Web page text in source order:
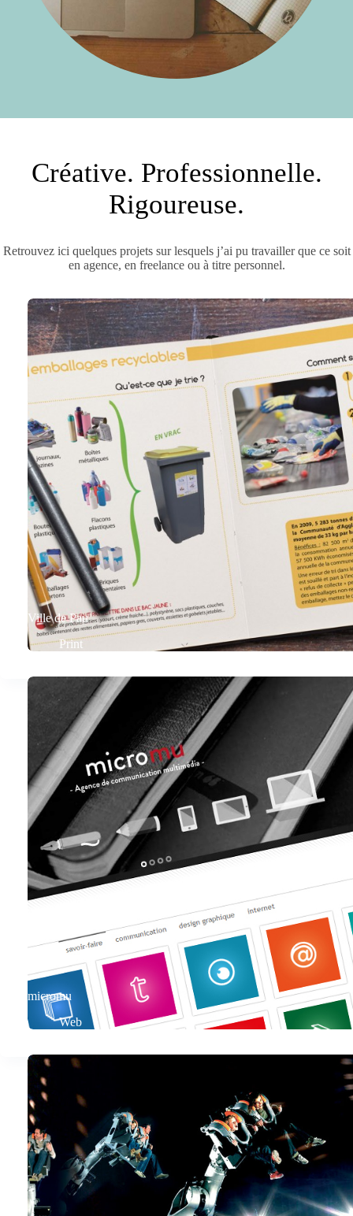
Créative. Professionnelle.
Rigoureuse.
Retrouvez ici quelques projets sur lesquels j’ai pu travailler que ce soit
en agence, en freelance ou à titre personnel.
Ville de Pau
Print
micromu
Web